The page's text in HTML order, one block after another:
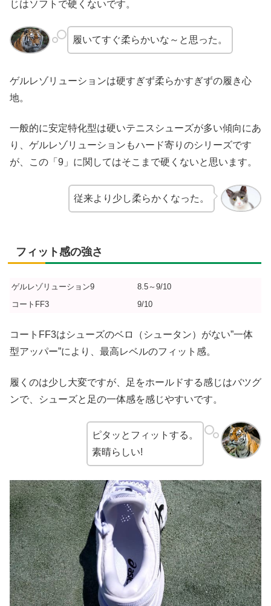
じはソフトで硬くないです。
履いてすぐ柔らかいな～と思った。
ゲルレゾリューションは硬すぎず柔らかすぎずの履き心
地。
一般的に安定特化型は硬いテニスシューズが多い傾向にあ
り、ゲルレゾリューションもハード寄りのシリーズです
が、この「9」に関してはそこまで硬くないと思います。
従来より少し柔らかくなった。
フィット感の強さ
ゲルレゾリューション9
8.5～9/10
コートFF3
9/10
コートFF3はシューズのベロ（シュータン）がない”一体
型アッパー”により、最高レベルのフィット感。
履くのは少し大変ですが、足をホールドする感じはバツグ
ンで、シューズと足の一体感を感じやすいです。
ピタッとフィットする。
素晴らしい!